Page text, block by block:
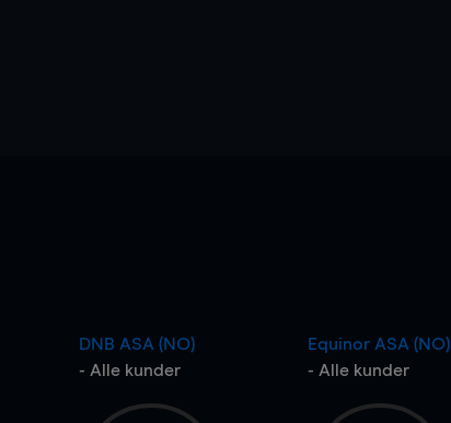
DNB ASA (NO)
- Alle kunder
Equinor ASA (NO)
- Alle kunder